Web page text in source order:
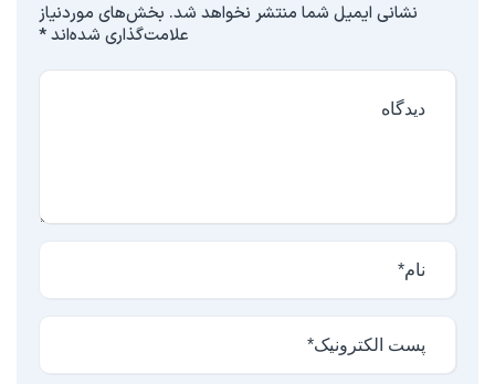
نشانی ایمیل شما منتشر نخواهد شد. بخش‌های موردنیاز
علامت‌گذاری شده‌اند*